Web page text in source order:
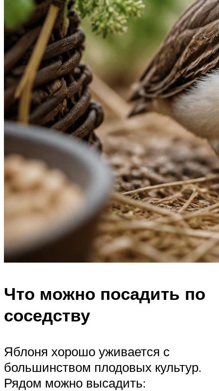
Что можно посадить по
соседству
Яблоня хорошо уживается с
большинством плодовых культур.
Рядом можно высадить: